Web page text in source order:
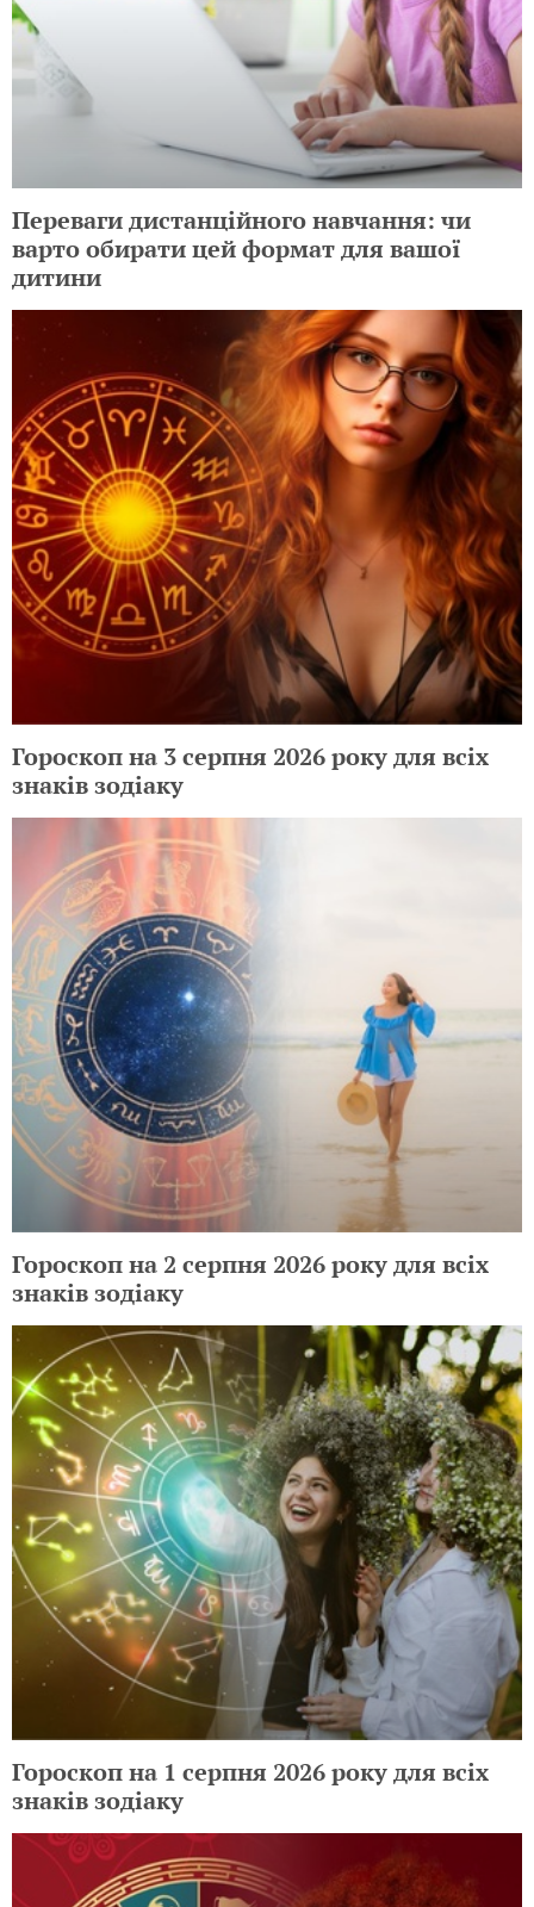
Переваги дистанційного навчання: чи
варто обирати цей формат для вашої
дитини
Гороскоп на 3 серпня 2026 року для всіх
знаків зодіаку
Гороскоп на 2 серпня 2026 року для всіх
знаків зодіаку
Гороскоп на 1 серпня 2026 року для всіх
знаків зодіаку